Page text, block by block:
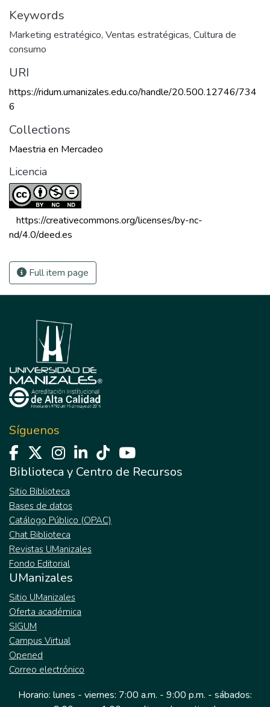
Keywords
Marketing estratégico, Ventas estratégicas, Cultura de
consumo
URI
https://ridum.umanizales.edu.co/handle/20.500.12746/734
6
Collections
Maestria en Mercadeo
Licencia
https://creativecommons.org/licenses/by-nc-
nd/4.0/deed.es
Full item page
Síguenos
Biblioteca y Centro de Recursos
Sitio Biblioteca
Bases de datos
Catálogo Público (OPAC)
Chat Biblioteca
Revistas UManizales
Fondo Editorial
UManizales
Sitio UManizales
Oferta académica
SIGUM
Campus Virtual
Opened
Correo electrónico
Horario: lunes - viernes: 7:00 a.m. - 9:00 p.m. - sábados: